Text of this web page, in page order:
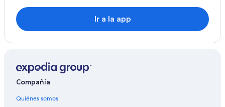
Ir a la app
Compañía
Quiénes somos